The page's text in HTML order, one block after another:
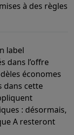
papier Cricut
& sacs
Manettes
Switch
Accessoires
Écrans gaming
gaming
à des règles
label
dans l’offre
économes
dans cette
: désormais,
A resteront